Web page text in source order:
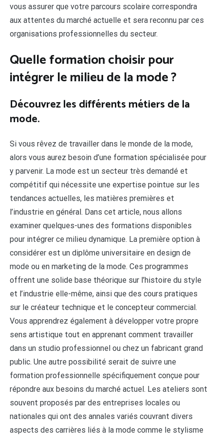
vous assurer que votre parcours scolaire correspondra
aux attentes du marché actuelle et sera reconnu par ces
organisations professionnelles du secteur.
Quelle formation choisir pour
intégrer le milieu de la mode ?
Découvrez les différents métiers de la
mode.
Si vous rêvez de travailler dans le monde de la mode,
alors vous aurez besoin d’une formation spécialisée pour
y parvenir. La mode est un secteur très demandé et
compétitif qui nécessite une expertise pointue sur les
tendances actuelles, les matières premières et
l’industrie en général. Dans cet article, nous allons
examiner quelques-unes des formations disponibles
pour intégrer ce milieu dynamique. La première option à
considérer est un diplôme universitaire en design de
mode ou en marketing de la mode. Ces programmes
offrent une solide base théorique sur l’histoire du style
et l’industrie elle-même, ainsi que des cours pratiques
sur le créateur technique et le concepteur commercial.
Vous apprendrez également à développer votre propre
sens artistique tout en apprenant comment travailler
dans un studio professionnel ou chez un fabricant grand
public. Une autre possibilité serait de suivre une
formation professionnelle spécifiquement conçue pour
répondre aux besoins du marché actuel. Les ateliers sont
souvent proposés par des entreprises locales ou
nationales qui ont des annales variés couvrant divers
aspects des carrières liés à la mode comme le stylisme